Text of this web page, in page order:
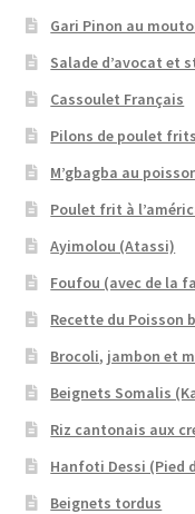
Gari Pinon au
Salade d’avocat et
Cassoulet Français
Pilons de poulet frits
M’gbagba au
Poulet frit à
Ayimolou (Atassi)
Foufou (avec de la
Recette du Poisson
Brocoli, jambon et
Beignets Somalis
Riz cantonais aux
Hanfoti Dessi (Pied
Beignets tordus